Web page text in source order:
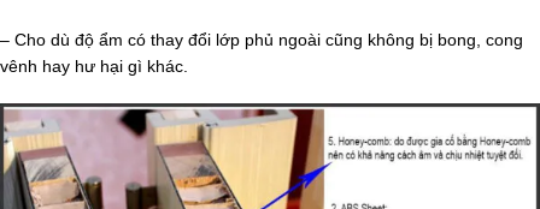
– Cho dù độ ẩm có thay đổi lớp phủ ngoài cũng không bị bong, cong
vênh hay hư hại gì khác.